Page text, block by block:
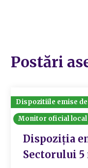
Postări
Dispozitiile emise
Monitor oficial local
Dispoziția
Sectorului 5